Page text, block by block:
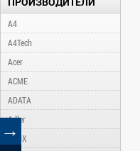
A4
A4Tech
Acer
ACME
ADATA
Adler
AFOX
→